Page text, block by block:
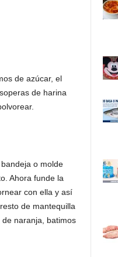
de azúcar, el
de harina
o molde
Ahora funde la
con ella y así
de mantequilla
naranja, batimos